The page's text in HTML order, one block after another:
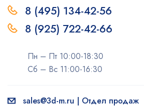
8 (495) 134-42-56
8 (925) 722-42-66
Пн – Пт 10:00-18:30
Сб – Вс 11:00-16:30
sales@3d-m.ru | Отдел продаж